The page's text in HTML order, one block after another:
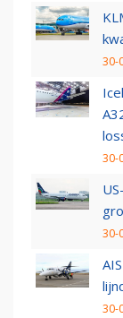
30-
30-
30-
30-